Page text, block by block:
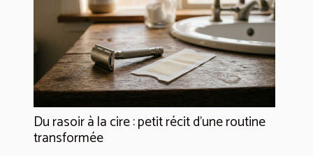
Du rasoir à la cire : petit récit d’une routine
transformée